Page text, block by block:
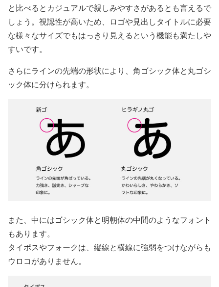
と比べるとカジュアルで親しみやすさがあるとも言えるで
しょう。視認性が高いため、ロゴや見出しタイトルに必要
な様々なサイズでもはっきり見えるという機能も満たしや
すいです。
さらにラインの先端の形状により、角ゴシック体と丸ゴシ
ック体に分けられます。
また、中にはゴシック体と明朝体の中間のようなフォント
もあります。
タイポスやフォークは、縦線と横線に強弱をつけながらも
ウロコがありません。